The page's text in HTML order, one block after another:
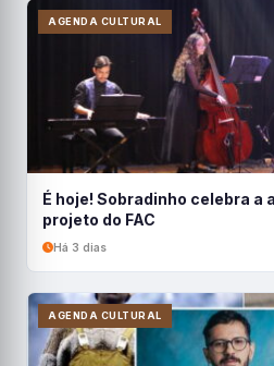
AGENDA CULTURAL
É hoje! Sobradinho celebra a
projeto do FAC
Há 3 dias
AGENDA CULTURAL